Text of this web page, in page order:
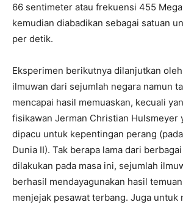
66 sentimeter atau frekuensi 455
kemudian diabadikan sebagai satuan
per detik.
Eksperimen berikutnya dilanjutkan
ilmuwan dari sejumlah negara namun
mencapai hasil memuaskan, kecuali
fisikawan Jerman Christian Hulsmeyer
dipacu untuk kepentingan perang
Dunia II). Tak berapa lama dari
dilakukan pada masa ini, sejumlah
berhasil mendayagunakan hasil
menjejak pesawat terbang. Juga untuk